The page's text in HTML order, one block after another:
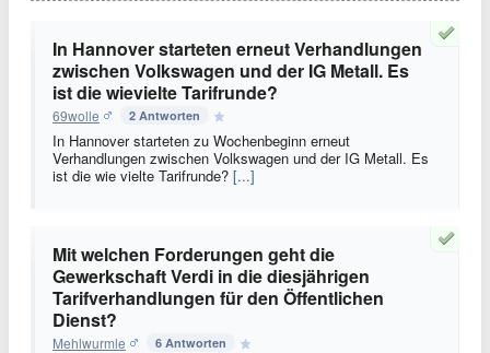
In Hannover starteten erneut Verhandlungen
zwischen Volkswagen und der IG Metall. Es
ist die wievielte Tarifrunde?
69wolle 2 Antworten
In Hannover starteten zu Wochenbeginn erneut
Verhandlungen zwischen Volkswagen und der IG Metall. Es
ist die wie vielte Tarifrunde? [...]
Mit welchen Forderungen geht die
Gewerkschaft Verdi in die diesjährigen
Tarifverhandlungen für den Öffentlichen
Dienst?
Mehlwurmle 6 Antworten